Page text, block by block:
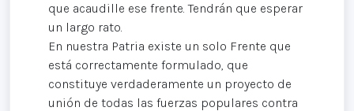
que acaudille ese frente. Tendrán que esperar
un largo rato.
En nuestra Patria existe un solo Frente que
está correctamente formulado, que
constituye verdaderamente un proyecto de
unión de todas las fuerzas populares contra